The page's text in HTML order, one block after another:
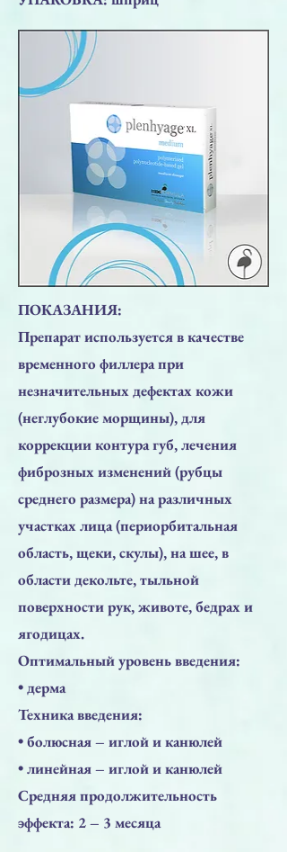
ПОКАЗАНИЯ:
Препарат используется в качестве
временного филлера при
незначительных дефектах кожи
(неглубокие морщины), для
коррекции контура губ, лечения
фиброзных изменений (рубцы
среднего размера) на различных
участках лица (периорбитальная
область, щеки, скулы), на шее, в
области декольте, тыльной
поверхности рук, животе, бедрах и
ягодицах.
Оптимальный уровень введения:
• дерма
Техника введения:
• болюсная – иглой и канюлей
• линейная – иглой и канюлей
Средняя продолжительность
эффекта: 2 – 3 месяца